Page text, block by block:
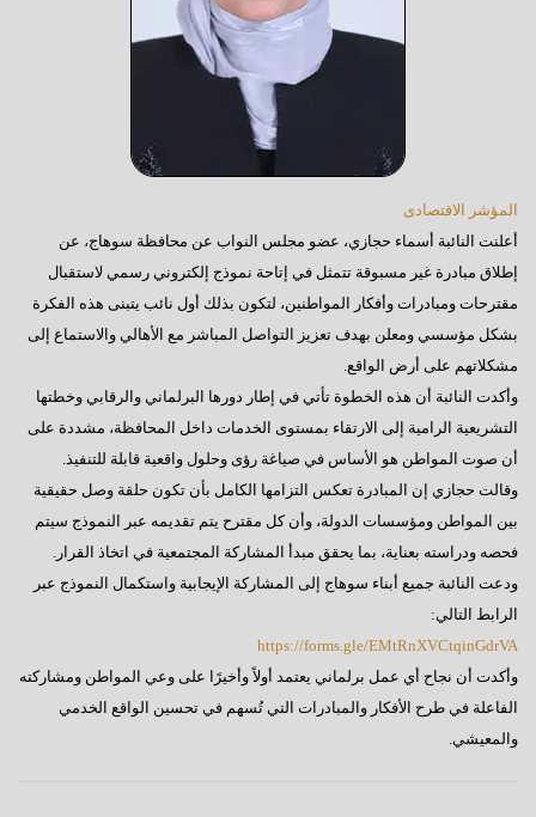
المؤشر الاقتصادى
أعلنت النائبة أسماء حجازي، عضو مجلس النواب عن محافظة سوهاج، عن
إطلاق مبادرة غير مسبوقة تتمثل في إتاحة نموذج إلكتروني رسمي لاستقبال
مقترحات ومبادرات وأفكار المواطنين، لتكون بذلك أول نائب يتبنى هذه الفكرة
بشكل مؤسسي ومعلن بهدف تعزيز التواصل المباشر مع الأهالي والاستماع إلى
مشكلاتهم على أرض الواقع.
وأكدت النائبة أن هذه الخطوة تأتي في إطار دورها البرلماني والرقابي وخطتها
التشريعية الرامية إلى الارتقاء بمستوى الخدمات داخل المحافظة، مشددة على
أن صوت المواطن هو الأساس في صياغة رؤى وحلول واقعية قابلة للتنفيذ.
وقالت حجازي إن المبادرة تعكس التزامها الكامل بأن تكون حلقة وصل حقيقية
بين المواطن ومؤسسات الدولة، وأن كل مقترح يتم تقديمه عبر النموذج سيتم
فحصه ودراسته بعناية، بما يحقق مبدأ المشاركة المجتمعية في اتخاذ القرار.
ودعت النائبة جميع أبناء سوهاج إلى المشاركة الإيجابية واستكمال النموذج عبر
الرابط التالي:
https://forms.gle/EMtRnXVCtqinGdrVA
وأكدت أن نجاح أي عمل برلماني يعتمد أولاً وأخيرًا على وعي المواطن ومشاركته
الفاعلة في طرح الأفكار والمبادرات التي تُسهم في تحسين الواقع الخدمي
والمعيشي.